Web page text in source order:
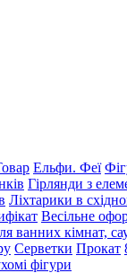
Ельфи. Феї
Гірлянди з
Ліхтарики в
Весільне
ванних кімнат,
Серветки Прокат
фігури